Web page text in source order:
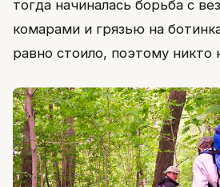
тогда начиналась борьба с
комарами и грязью на
равно стоило, поэтому никто